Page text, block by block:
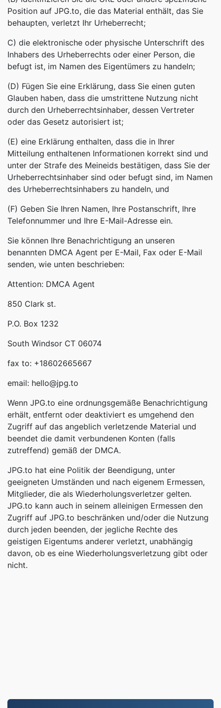
Position auf JPG.to, die das Material enthält, das Sie
behaupten, verletzt Ihr Urheberrecht;
C) die elektronische oder physische Unterschrift des
Inhabers des Urheberrechts oder einer Person, die
befugt ist, im Namen des Eigentümers zu handeln;
(D) Fügen Sie eine Erklärung, dass Sie einen guten
Glauben haben, dass die umstrittene Nutzung nicht
durch den Urheberrechtsinhaber, dessen Vertreter
oder das Gesetz autorisiert ist;
(E) eine Erklärung enthalten, dass die in Ihrer
Mitteilung enthaltenen Informationen korrekt sind und
unter der Strafe des Meineids bestätigen, dass Sie der
Urheberrechtsinhaber sind oder befugt sind, im Namen
des Urheberrechtsinhabers zu handeln, und
(F) Geben Sie Ihren Namen, Ihre Postanschrift, Ihre
Telefonnummer und Ihre E-Mail-Adresse ein.
Sie können Ihre Benachrichtigung an unseren
benannten DMCA Agent per E-Mail, Fax oder E-Mail
senden, wie unten beschrieben:
Attention: DMCA Agent
850 Clark st.
P.O. Box 1232
South Windsor CT 06074
fax to: +18602665667
email: hello@jpg.to
Wenn JPG.to eine ordnungsgemäße Benachrichtigung
erhält, entfernt oder deaktiviert es umgehend den
Zugriff auf das angeblich verletzende Material und
beendet die damit verbundenen Konten (falls
zutreffend) gemäß der DMCA.
JPG.to hat eine Politik der Beendigung, unter
geeigneten Umständen und nach eigenem Ermessen,
Mitglieder, die als Wiederholungsverletzer gelten.
JPG.to kann auch in seinem alleinigen Ermessen den
Zugriff auf JPG.to beschränken und/oder die Nutzung
durch jeden beenden, der jegliche Rechte des
geistigen Eigentums anderer verletzt, unabhängig
davon, ob es eine Wiederholungsverletzung gibt oder
nicht.